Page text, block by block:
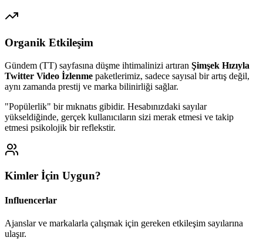
Organik Etkileşim
Gündem (TT) sayfasına düşme ihtimalinizi artıran Şimşek Hızıyla
Twitter Video İzlenme paketlerimiz, sadece sayısal bir artış değil,
aynı zamanda prestij ve marka bilinirliği sağlar.
"Popülerlik" bir mıknatıs gibidir. Hesabınızdaki sayılar
yükseldiğinde, gerçek kullanıcıların sizi merak etmesi ve takip
etmesi psikolojik bir reflekstir.
Kimler İçin Uygun?
Influencerlar
Ajanslar ve markalarla çalışmak için gereken etkileşim sayılarına
ulaşır.